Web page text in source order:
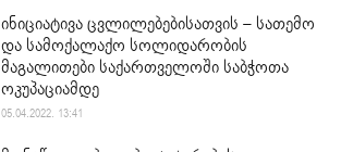
ინიციატივა ცვლილებებისათვის – სათემო
და სამოქალაქო სოლიდარობის
მაგალითები საქართველოში საბჭოთა
ოკუპაციამდე
05.04.2022. 13:41